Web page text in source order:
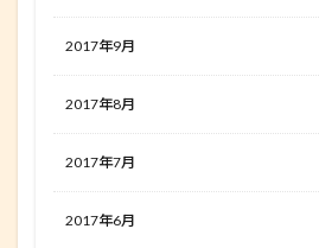
2017年9月
2017年8月
2017年7月
2017年6月